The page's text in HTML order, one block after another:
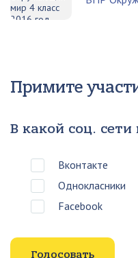
Примите
В какой соц. сети
Вконтакте
Однокласники
Facebook